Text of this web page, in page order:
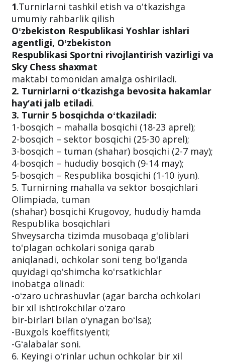
1.Turnirlarni tashkil etish va oʻtkazishga
umumiy rahbarlik qilish
Oʻzbekiston Respublikasi Yoshlar ishlari
agentligi, Oʻzbekiston
Respublikasi Sportni rivojlantirish vazirligi va
Sky Chess shaxmat
maktabi tomonidan amalga oshiriladi.
2. Turnirlarni oʻtkazishga bevosita hakamlar
hayʼati jalb etiladi.
3. Turnir 5 bosqichda oʻtkaziladi:
1-bosqich – mahalla bosqichi (18-23 aprel);
2-bosqich – sektor bosqichi (25-30 aprel);
3-bosqich – tuman (shahar) bosqichi (2-7 may);
4-bosqich – hududiy bosqich (9-14 may);
5-bosqich – Respublika bosqichi (1-10 iyun).
5. Turnirning mahalla va sektor bosqichlari
Olimpiada, tuman
(shahar) bosqichi Krugovoy, hududiy hamda
Respublika bosqichlari
Shveysarcha tizimda musobaqa gʻoliblari
toʻplagan ochkolari soniga qarab
aniqlanadi, ochkolar soni teng boʻlganda
quyidagi qoʻshimcha koʻrsatkichlar
inobatga olinadi:
-oʻzaro uchrashuvlar (agar barcha ochkolari
bir xil ishtirokchilar oʻzaro
bir-birlari bilan oʻynagan boʻlsa);
-Buxgols koeffitsiyenti;
-Gʻalabalar soni.
6. Keyingi oʻrinlar uchun ochkolar bir xil